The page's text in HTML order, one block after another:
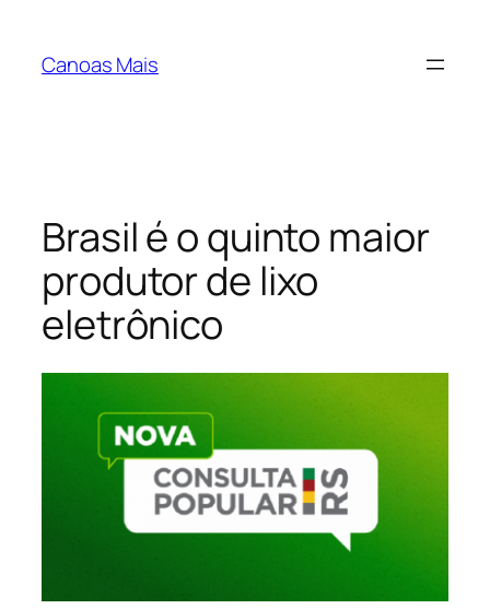
Canoas Mais
Brasil é o quinto maior
produtor de lixo
eletrônico